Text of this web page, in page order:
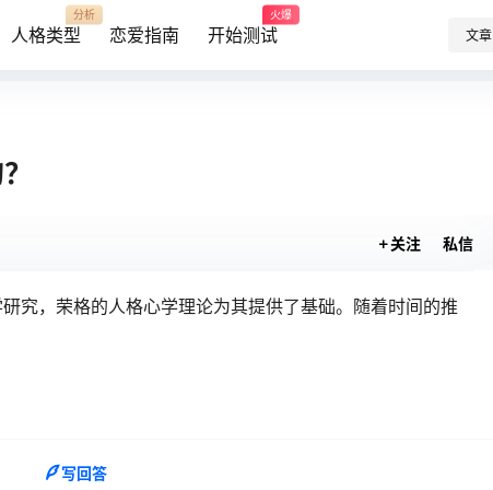
人格类型
分析
恋爱指南 开始测试
火爆
文章
关注 私信
究，荣格的人格心学理论为其提供了基础。随着时间的推
写回答